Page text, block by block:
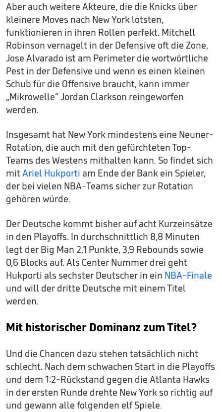
Aber auch weitere Akteure, die die Knicks über
kleinere Moves nach New York lotsten,
funktionieren in ihren Rollen perfekt. Mitchell
Robinson vernagelt in der Defensive oft die Zone,
Jose Alvarado ist am Perimeter die wortwörtliche
Pest in der Defensive und wenn es einen kleinen
Schub für die Offensive braucht, kann immer
„Mikrowelle“ Jordan Clarkson reingeworfen
werden.
Insgesamt hat New York mindestens eine Neuner-
Rotation, die auch mit den gefürchteten Top-
Teams des Westens mithalten kann. So findet sich
mitAriel Hukporti am Ende der Bank ein Spieler,
der bei vielen NBA-Teams sicher zur Rotation
gehören würde.
Der Deutsche kommt bisher auf acht Kurzeinsätze
in den Playoffs. In durchschnittlich 8,8 Minuten
legt der Big Man 2,1 Punkte, 3,9 Rebounds sowie
0,6 Blocks auf. Als Center Nummer drei geht
Hukporti als sechster Deutscher in ein NBA-Finale
und will der dritte Deutsche mit einem Titel
werden.
Mit historischer Dominanz zum Titel?
Und die Chancen dazu stehen tatsächlich nicht
schlecht. Nach dem schwachen Start in die Playoffs
und dem 1:2-Rückstand gegen die Atlanta Hawks
in der ersten Runde drehte New York so richtig auf
und gewann alle folgenden elf Spiele.